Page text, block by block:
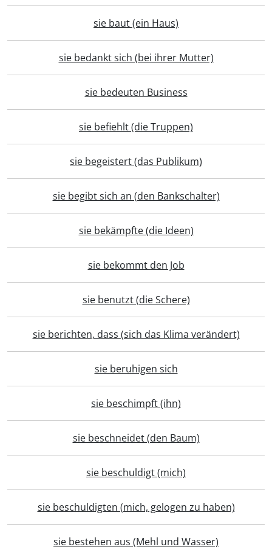
sie baut (ein Haus)
sie bedankt sich (bei ihrer Mutter)
sie bedeuten Business
sie befiehlt (die Truppen)
sie begeistert (das Publikum)
sie begibt sich an (den Bankschalter)
sie bekämpfte (die Ideen)
sie bekommt den Job
sie benutzt (die Schere)
sie berichten, dass (sich das Klima verändert)
sie beruhigen sich
sie beschimpft (ihn)
sie beschneidet (den Baum)
sie beschuldigt (mich)
sie beschuldigten (mich, gelogen zu haben)
sie bestehen aus (Mehl und Wasser)